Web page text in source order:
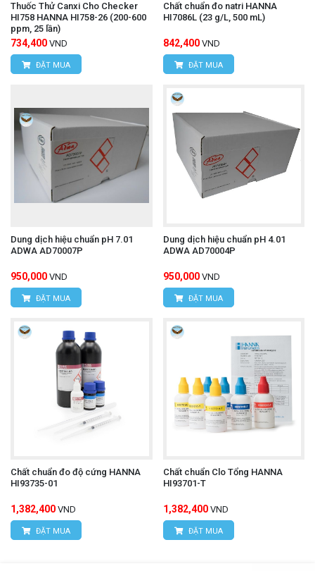
Thuốc Thử Canxi Cho Checker
HI758 HANNA HI758-26 (200-600
ppm, 25 lần)
734,400 VND
ĐẶT MUA
Chất chuẩn đo natri HANNA
HI7086L (23 g/L, 500 mL)
842,400 VND
ĐẶT MUA
Dung dịch hiệu chuẩn pH 7.01
ADWA AD70007P
950,000 VND
ĐẶT MUA
Dung dịch hiệu chuẩn pH 4.01
ADWA AD70004P
950,000 VND
ĐẶT MUA
Chất chuẩn đo độ cứng HANNA
HI93735-01
1,382,400 VND
ĐẶT MUA
Chất chuẩn Clo Tổng HANNA
HI93701-T
1,382,400 VND
ĐẶT MUA